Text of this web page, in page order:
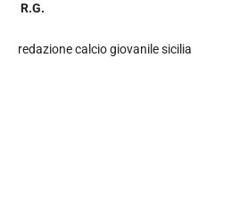
R.G.
redazione calcio giovanile sicilia